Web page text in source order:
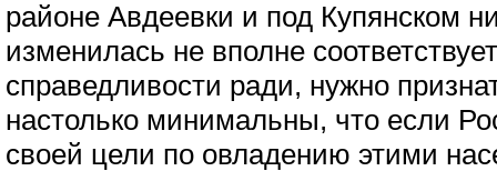
районе Авдеевки и под Купянском
изменилась не вполне
справедливости ради, нужно
настолько минимальны, что если
своей цели по овладению этими